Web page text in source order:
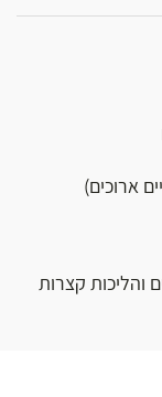
ארוכים)
והליכות קצרות